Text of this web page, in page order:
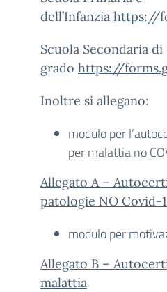
dell’Infanzia https://
Scuola Secondaria di
grado https://
Inoltre si allegano:
modulo per
per malattia no
Allegato A –
patologie NO Covid-
modulo per
Allegato B –
malattia